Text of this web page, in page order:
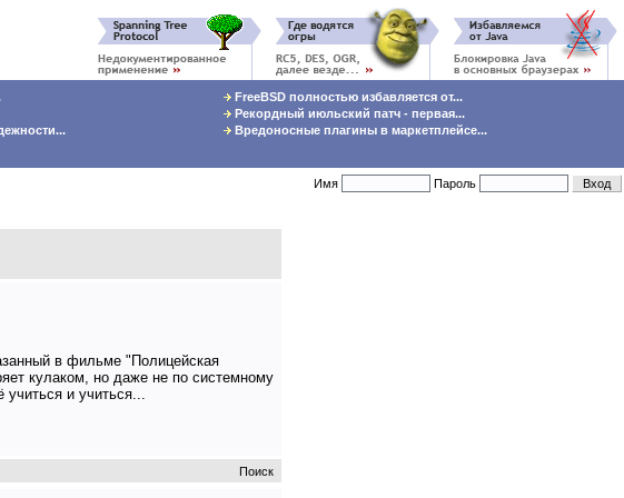
FreeBSD полностью избавляется от...
Рекордный июльский патч - первая...
Вредоносные плагины в маркетплейсе...
Имя Пароль
в фильме "Полицейская
кулаком, но даже не по системному
и учиться...
Поиск